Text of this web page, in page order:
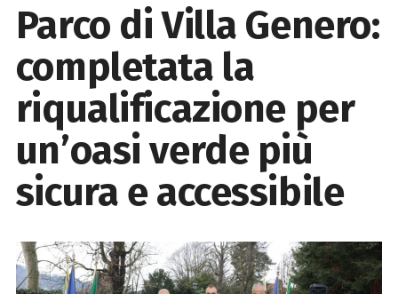
Parco di Villa Genero:
completata la
riqualificazione per
un’oasi verde più
sicura e accessibile